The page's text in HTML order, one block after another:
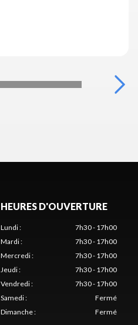
HEURES D'OUVERTURE
Lundi:
7h30 - 17h00
Mardi:
7h30 - 17h00
Mercredi:
7h30 - 17h00
Jeudi:
7h30 - 17h00
Vendredi:
7h30 - 17h00
Samedi:
Fermé
Dimanche: Fermé